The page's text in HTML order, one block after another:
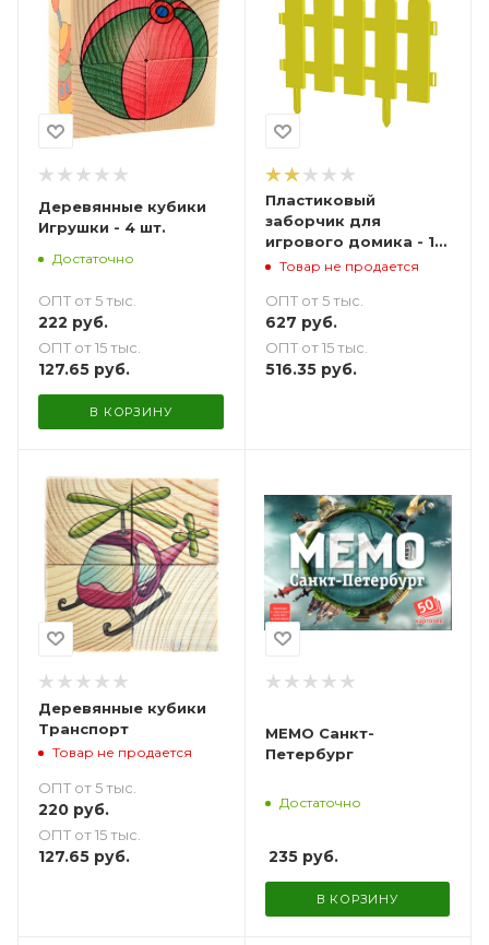
Деревянные кубики
Игрушки - 4 шт.
Достаточно
ОПТ от 5 тыс.
222 руб.
ОПТ от 15 тыс.
127.65 руб.
В КОРЗИНУ
Пластиковый
заборчик для
игрового домика - 10
шт.Товар не продается
ОПТ от 5 тыс.
627 руб.
ОПТ от 15 тыс.
516.35руб.
Деревянные кубики
Транспорт
Товар не продается
ОПТ от 5 тыс.
220 руб.
ОПТ от 15 тыс.
127.65 руб.
МЕМО Санкт-
Петербург
Достаточно
235руб.
В КОРЗИНУ